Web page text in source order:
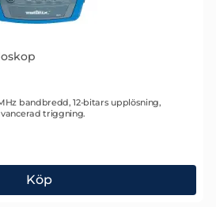
bandbredd, 12-bitars upplösning,
triggning.
Köp
Oscilloskop